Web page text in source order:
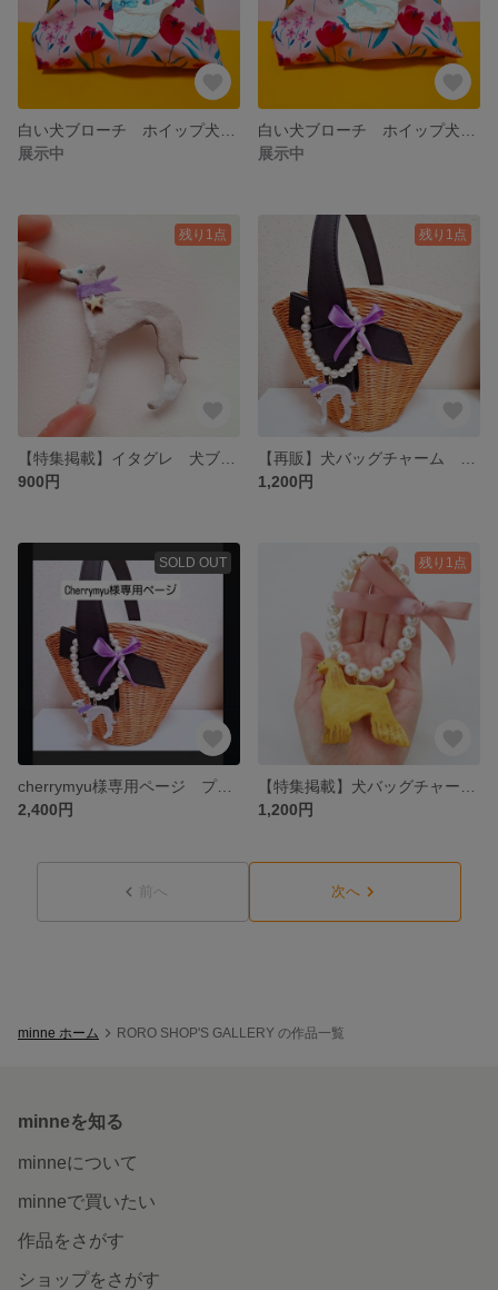
展示中
展示中
残り1点
900円
残り1点
1,200円
SOLD OUT
cherrymyu様専用ページ プレゼント2個ご購入 犬バッグチャーム イタグレ
2,400円
残り1点
1,200円
前へ 次へ
minne ホーム RORO SHOP'S GALLERY の作品一覧
minneを知る
minneについて
minneで買いたい
作品をさがす
ショップをさがす